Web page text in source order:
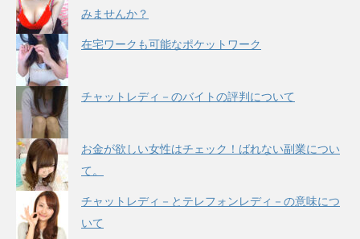
みませんか？
在宅ワークも可能なポケットワーク
チャットレディ－のバイトの評判について
お金が欲しい女性はチェック！ばれない副業につい
て。
チャットレディ－とテレフォンレディ－の意味につ
いて